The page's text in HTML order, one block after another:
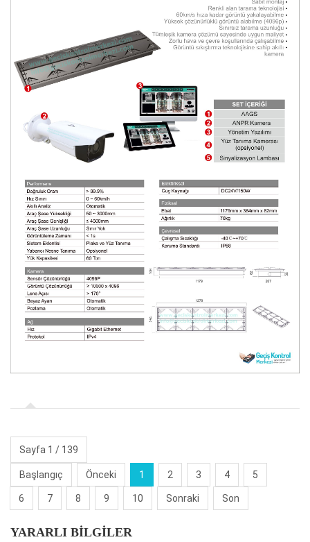
Sayfa 1 / 139
Başlangıç Önceki 1 2 3 4 5
6 7 8 9 10 Sonraki Son
YARARLI BILGILER